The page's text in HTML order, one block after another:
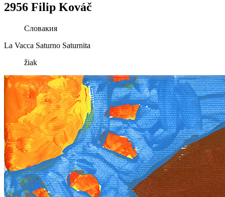
2956 Filip Kováč
Словакия
La Vacca Saturno Saturnita
žiak